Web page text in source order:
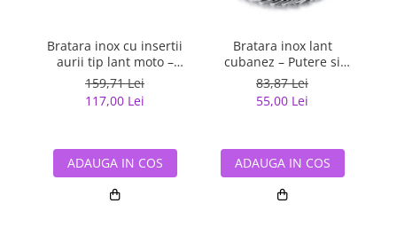
Bijuterii argint placat cu aur
Bijuterii argint cu diverse
Bijuterii gotice si rock
Bijuterii Handmade
Bijuterii fantezie
Bijuterii tungsten
Bratara inox cu insertii
aurii tip lant moto –
Forta si rafinament
masculin
159,71 Lei
117,00 Lei
ADAUGA IN COS
Bratara inox lant
cubanez – Putere si
rafinament masculin
83,87 Lei
55,00 Lei
ADAUGA IN COS